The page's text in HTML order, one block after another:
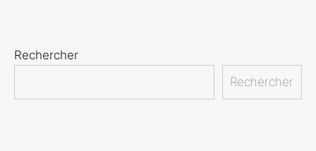
Rechercher
Rechercher